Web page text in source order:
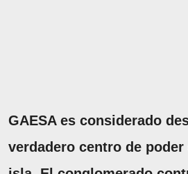
GAESA es considerado
verdadero centro de